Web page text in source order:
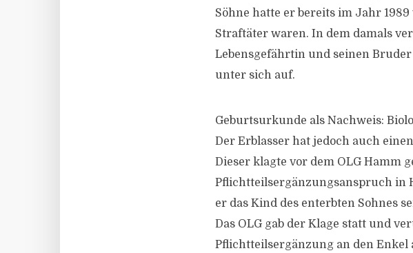
Söhne hatte er bereits im Jahr
Straftäter waren. In dem damals
Lebensgefährtin und seinen Bruder
unter sich auf.
Geburtsurkunde als Nachweis:
Der Erblasser hat jedoch auch
Dieser klagte vor dem OLG Hamm
Pflichtteilsergänzungsanspruch in
er das Kind des enterbten Sohnes
Das OLG gab der Klage statt und
Pflichtteilsergänzung an den